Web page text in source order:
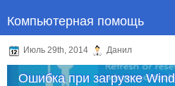
Компьютерная помощь
Июль 29th, 2014 Данил
Ошибка при загрузке